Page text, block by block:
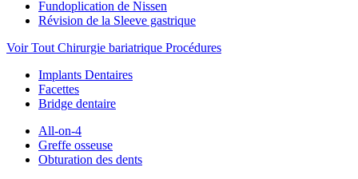
Fundoplication de Nissen
Révision de la Sleeve gastrique
Voir Tout Chirurgie bariatrique Procédures
Implants Dentaires
Facettes
Bridge dentaire
All-on-4
Greffe osseuse
Obturation des dents